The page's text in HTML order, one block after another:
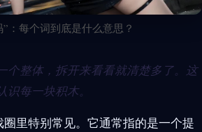
：每个词到底是什么意思？
个整体，拆开来看看就清楚多了。这
每一块积木。
圈里特别常见。它通常指的是一个提